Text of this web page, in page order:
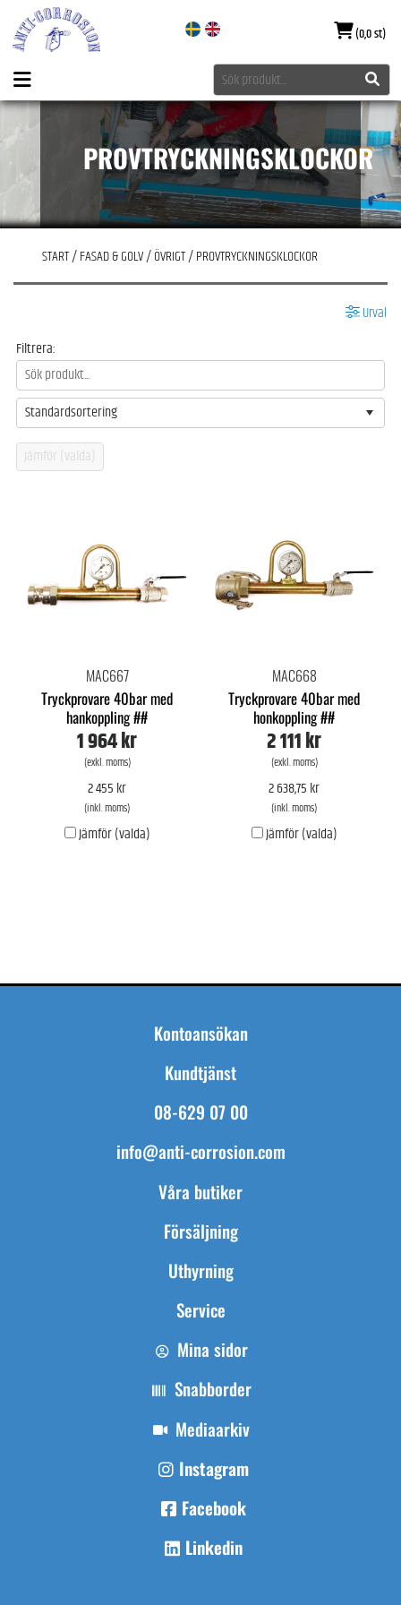
(0,0 st)
PROVTRYCKNINGSKLOCKOR
START/FASAD & GOLV/ÖVRIGT/PROVTRYCKNINGSKLOCKOR
Urval
Filtrera:
Standardsortering
MAC667
Tryckprovare 40bar med
hankoppling ##
1 964 kr
(exkl. moms)
2 455 kr
(inkl. moms)
Jämför (valda)
MAC668
Tryckprovare 40bar med
honkoppling ##
2 111 kr
(exkl. moms)
2 638,75 kr
(inkl. moms)
Jämför (valda)
Kontoansökan
Kundtjänst
08-629 07 00
info@anti-corrosion.com
Våra butiker
Försäljning
Uthyrning
Service
Mina sidor
Snabborder
Mediaarkiv
Instagram
Facebook
Linkedin